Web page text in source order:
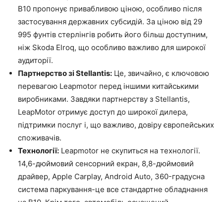
B10 пропонує привабливою ціною, особливо після
застосування державних субсидій. За ціною від 29
995 фунтів стерлінгів робить його більш доступним,
ніж Skoda Elroq, що особливо важливо для широкої
аудиторії.
Партнерство зі Stellantis: Це, звичайно, є ключовою
перевагою Leapmotor перед іншими китайськими
виробниками. Завдяки партнерству з Stellantis,
LeapMotor отримує доступ до широкої дилера,
підтримки послуг і, що важливо, довіру європейських
споживачів.
Технології: Leapmotor не скупиться на технології.
14,6-дюймовий сенсорний екран, 8,8-дюймовий
драйвер, Apple Carplay, Android Auto, 360-градусна
система паркування-це все стандартне обладнання